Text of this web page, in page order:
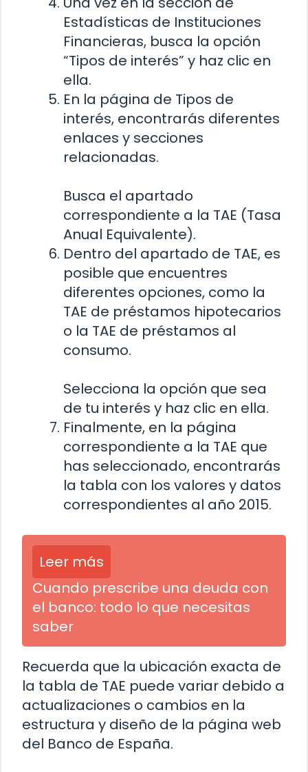
Estadísticas de Instituciones
Financieras, busca la opción
“Tipos de interés” y haz clic en
ella.
En la página de Tipos de
interés, encontrarás diferentes
enlaces y secciones
relacionadas.
Busca el apartado
correspondiente a la TAE (Tasa
Anual Equivalente).
Dentro del apartado de TAE, es
posible que encuentres
diferentes opciones, como la
TAE de préstamos hipotecarios
o la TAE de préstamos al
consumo.
Selecciona la opción que sea
de tu interés y haz clic en ella.
Finalmente, en la página
correspondiente a la TAE que
has seleccionado, encontrarás
la tabla con los valores y datos
correspondientes al año 2015.
Leer más
Cuando prescribe una deuda con
el banco: todo lo que necesitas
saber
Recuerda que la ubicación exacta de
la tabla de TAE puede variar debido a
actualizaciones o cambios en la
estructura y diseño de la página web
del Banco de España.